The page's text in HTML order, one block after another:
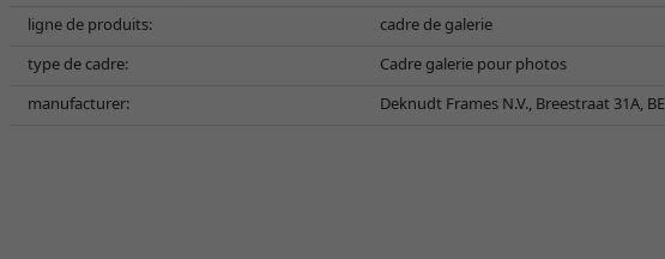
ligne de produits:
cadre de galerie
type de cadre:
Cadre galerie pour photos
manufacturer:
Deknudt Frames N.V., Breestraat 31A,